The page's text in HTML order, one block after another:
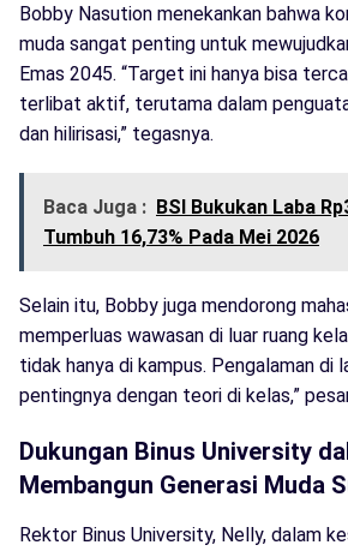
Bobby Nasution menekankan bahwa
muda sangat penting untuk
Emas 2045. “Target ini hanya bisa
terlibat aktif, terutama dalam
dan hilirisasi,” tegasnya.
Baca Juga : BSI Bukukan Laba
Tumbuh 16,73% Pada Mei 2026
Selain itu, Bobby juga mendorong
memperluas wawasan di luar ruang
tidak hanya di kampus. Pengalaman di
pentingnya dengan teori di kelas,”
Dukungan Binus University
Membangun Generasi Muda
Rektor Binus University, Nelly, dalam